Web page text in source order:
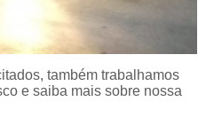
também trabalhamos
e saiba mais sobre nossa